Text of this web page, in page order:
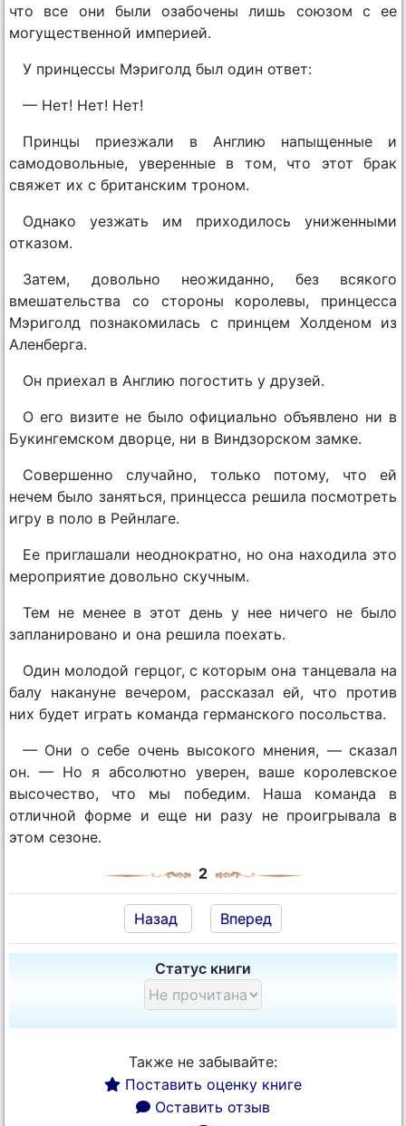
что все они были озабочены лишь союзом с ее
могущественной империей.
У принцессы Мэриголд был один ответ:
— Нет! Нет! Нет!
Принцы приезжали в Англию напыщенные и
самодовольные, уверенные в том, что этот брак
свяжет их с британским троном.
Однако уезжать им приходилось униженными
отказом.
Затем, довольно неожиданно, без всякого
вмешательства со стороны королевы, принцесса
Мэриголд познакомилась с принцем Холденом из
Аленберга.
Он приехал в Англию погостить у друзей.
О его визите не было официально объявлено ни в
Букингемском дворце, ни в Виндзорском замке.
Совершенно случайно, только потому, что ей
нечем было заняться, принцесса решила посмотреть
игру в поло в Рейнлаге.
Ее приглашали неоднократно, но она находила это
мероприятие довольно скучным.
Тем не менее в этот день у нее ничего не было
запланировано и она решила поехать.
Один молодой герцог, с которым она танцевала на
балу накануне вечером, рассказал ей, что против
них будет играть команда германского посольства.
— Они о себе очень высокого мнения, — сказал
он. — Но я абсолютно уверен, ваше королевское
высочество, что мы победим. Наша команда в
отличной форме и еще ни разу не проигрывала в
этом сезоне.
2
Назад Вперед
Статус книги
Также не забывайте:
Поставить оценку книге
Оставить отзыв